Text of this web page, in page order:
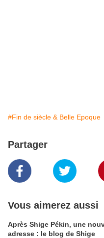
#Fin de siècle & Belle Epoque
Partager
Vous aimerez aussi
Après Shige Pékin, une
adresse : le blog de Shige